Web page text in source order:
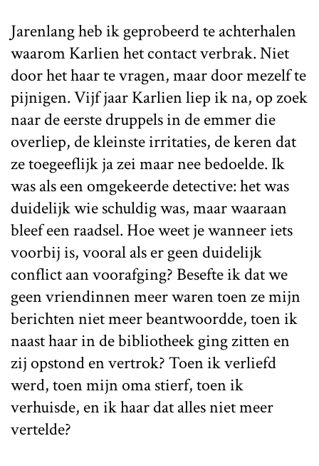
Jarenlang heb ik geprobeerd te achterhalen
waarom Karlien het contact verbrak. Niet
door het haar te vragen, maar door mezelf te
pijnigen. Vijf jaar Karlien liep ik na, op zoek
naar de eerste druppels in de emmer die
overliep, de kleinste irritaties, de keren dat
ze toegeeflijk ja zei maar nee bedoelde. Ik
was als een omgekeerde detective: het was
duidelijk wie schuldig was, maar waaraan
bleef een raadsel. Hoe weet je wanneer iets
voorbij is, vooral als er geen duidelijk
conflict aan voorafging? Besefte ik dat we
geen vriendinnen meer waren toen ze mijn
berichten niet meer beantwoordde, toen ik
naast haar in de bibliotheek ging zitten en
zij opstond en vertrok? Toen ik verliefd
werd, toen mijn oma stierf, toen ik
verhuisde, en ik haar dat alles niet meer
vertelde?